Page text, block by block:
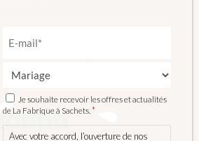
mail
d'événement
RGPD
*
Je souhaite recevoir les offres et actualités
de La Fabrique à Sachets.*
Avec votre accord, l’ouverture de nos